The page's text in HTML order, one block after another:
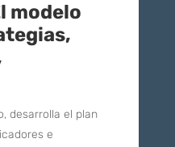
modelo
desarrolla el plan
e